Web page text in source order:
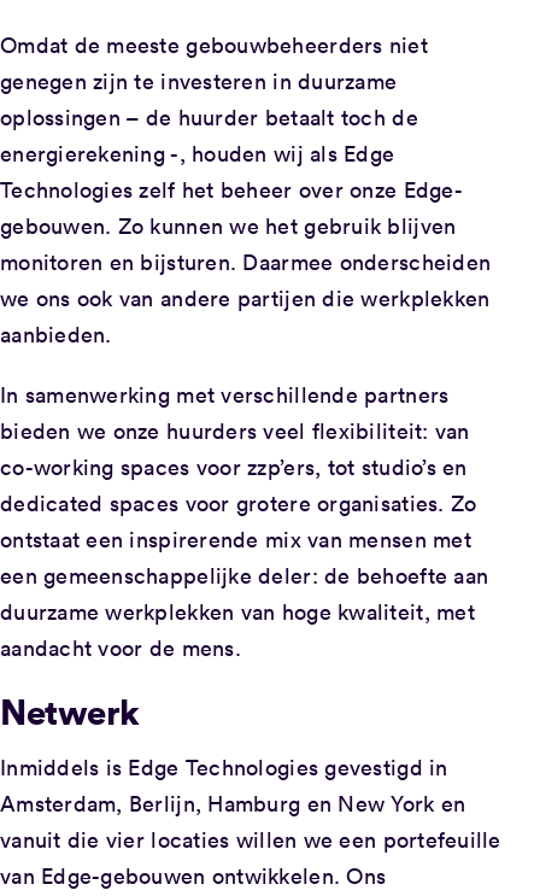
Omdat de meeste gebouwbeheerders niet
genegen zijn te investeren in duurzame
oplossingen – de huurder betaalt toch de
energierekening -, houden wij als Edge
Technologies zelf het beheer over onze Edge-
gebouwen. Zo kunnen we het gebruik blijven
monitoren en bijsturen. Daarmee onderscheiden
we ons ook van andere partijen die werkplekken
aanbieden.
In samenwerking met verschillende partners
bieden we onze huurders veel flexibiliteit: van
co-working spaces voor zzp’ers, tot studio’s en
dedicated spaces voor grotere organisaties. Zo
ontstaat een inspirerende mix van mensen met
een gemeenschappelijke deler: de behoefte aan
duurzame werkplekken van hoge kwaliteit, met
aandacht voor de mens.
Netwerk
Inmiddels is Edge Technologies gevestigd in
Amsterdam, Berlijn, Hamburg en New York en
vanuit die vier locaties willen we een portefeuille
van Edge-gebouwen ontwikkelen. Ons